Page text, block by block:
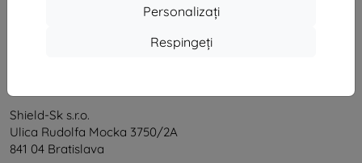
Personalizați
Respingeți
Shield-Sk s.r.o.
Ulica Rudolfa Mocka 3750/2A
841 04 Bratislava